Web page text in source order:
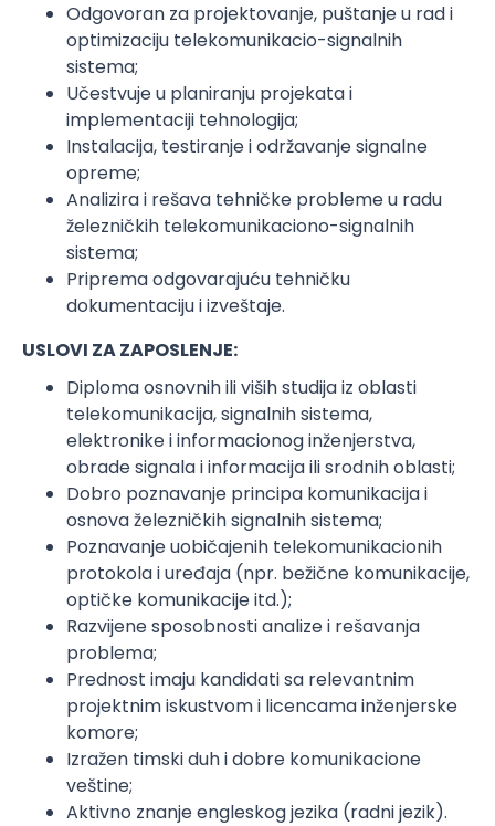
Odgovoran za projektovanje, puštanje u rad i
optimizaciju telekomunikacio-signalnih
sistema;
Učestvuje u planiranju projekata i
implementaciji tehnologija;
Instalacija, testiranje i održavanje signalne
opreme;
Analizira i rešava tehničke probleme u radu
železničkih telekomunikaciono-signalnih
sistema;
Priprema odgovarajuću tehničku
dokumentaciju i izveštaje.
USLOVI ZA ZAPOSLENJE:
Diploma osnovnih ili viših studija iz oblasti
telekomunikacija, signalnih sistema,
elektronike i informacionog inženjerstva,
obrade signala i informacija ili srodnih oblasti;
Dobro poznavanje principa komunikacija i
osnova železničkih signalnih sistema;
Poznavanje uobičajenih telekomunikacionih
protokola i uređaja (npr. bežične komunikacije,
optičke komunikacije itd.);
Razvijene sposobnosti analize i rešavanja
problema;
Prednost imaju kandidati sa relevantnim
projektnim iskustvom i licencama inženjerske
komore;
Izražen timski duh i dobre komunikacione
veštine;
Aktivno znanje engleskog jezika (radni jezik).